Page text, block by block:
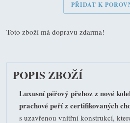
PŘIDAT K
Toto zboží má dopravu zdarma!
POPIS ZBOŽÍ
Luxusní péřový přehoz z nové
prachové peří z certifikovaných
s uzavřenou vnitřní konstrukcí,